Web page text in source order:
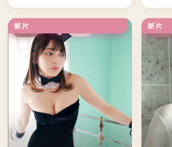
新片
英国 新片
英国